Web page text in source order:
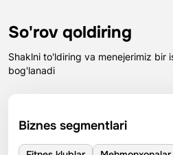
So'rov qoldiring
Shaklni to'ldiring va menejerimiz bir
bog'lanadi
Biznes segmentlari